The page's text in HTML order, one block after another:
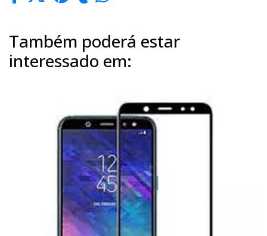
Também poderá estar
interessado em: